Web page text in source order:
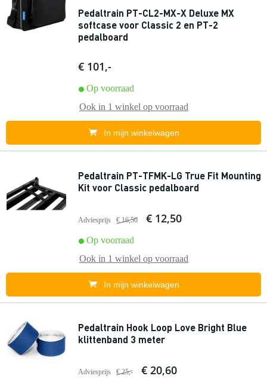
Pedaltrain PT-CL2-MX-X Deluxe MX
softcase voor Classic 2 en PT-2
pedalboard
€ 101,-
Op voorraad
Ook in 1 winkel op voorraad
In mijn winkelwagen
Pedaltrain PT-TFMK-LG True Fit Mounting
Kit voor Classic pedalboard
Adviesprijs € 16,50 € 12,50
Op voorraad
Ook in 1 winkel op voorraad
In mijn winkelwagen
Pedaltrain Hook Loop Love Bright Blue
klittenband 3 meter
Adviesprijs € 25,- € 20,60